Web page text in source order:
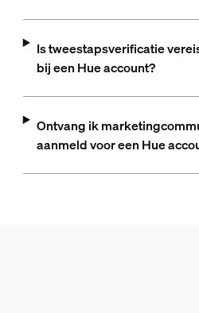
Is tweestapsverificatie
bij een Hue account?
Ontvang ik
aanmeld voor een Hue